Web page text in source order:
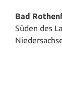
Bad
Süden des